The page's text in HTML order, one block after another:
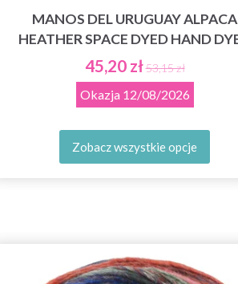
MANOS DEL URUGUAY ALPACA
HEATHER SPACE DYED HAND
45,20 zł53,15 zł
Okazja 12/08/2026
Zobacz wszystkie opcje